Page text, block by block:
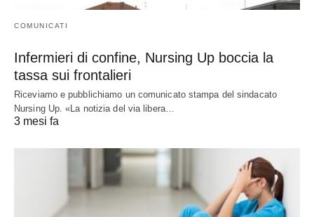
COMUNICATI
Infermieri di confine, Nursing Up boccia la
tassa sui frontalieri
Riceviamo e pubblichiamo un comunicato stampa del sindacato
Nursing Up. «La notizia del via libera…
3 mesi fa